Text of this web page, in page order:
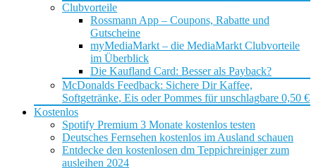
Clubvorteile
Rossmann App – Coupons, Rabatte und
Gutscheine
myMediaMarkt – die MediaMarkt Clubvorteile
im Überblick
Die Kaufland Card: Besser als Payback?
McDonalds Feedback: Sichere Dir Kaffee,
Softgetränke, Eis oder Pommes für unschlagbare 0,50 €
Kostenlos
Spotify Premium 3 Monate kostenlos testen
Deutsches Fernsehen kostenlos im Ausland schauen
Entdecke den kostenlosen dm Teppichreiniger zum
ausleihen 2024